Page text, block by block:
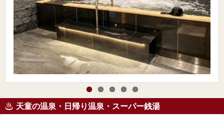
天童の温泉・日帰り温泉・スーパー銭湯